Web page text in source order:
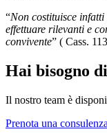
“Non costituisce
effettuare rilevanti e
convivente” ( Cass.
Hai bisogno
Il nostro team è
Prenota una consulenza